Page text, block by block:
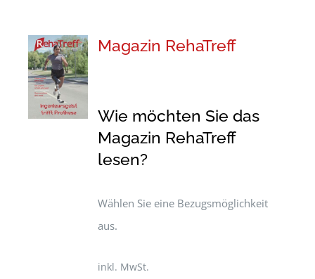
Magazin RehaTreff
Wie möchten Sie das
Magazin RehaTreff
lesen?
Wählen Sie eine Bezugsmöglichkeit
aus.
inkl. MwSt.